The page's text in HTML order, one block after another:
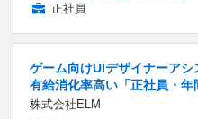
正社員
ゲーム向けUIデザイナーア
有給消化率高い「正社員・年
株式会社ELM